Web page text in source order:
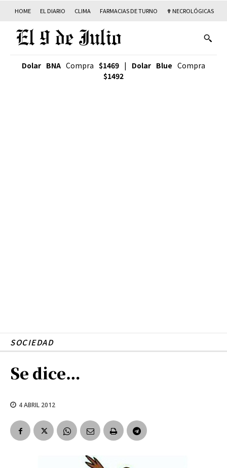
HOME EL DIARIO CLIMA FARMACIAS DE TURNO ✟ NECROLÓGICAS
Dolar BNA Compra $1469 | Dolar Blue Compra
$1492
SOCIEDAD
Se dice…
4 ABRIL 2012